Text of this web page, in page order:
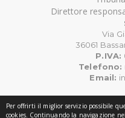
Per offrirti il miglior servizio possibile
cookies. Continuando la navigazione
Direttore
Via
36061
P.IVA:
Telefono:
Email:
©Copyright